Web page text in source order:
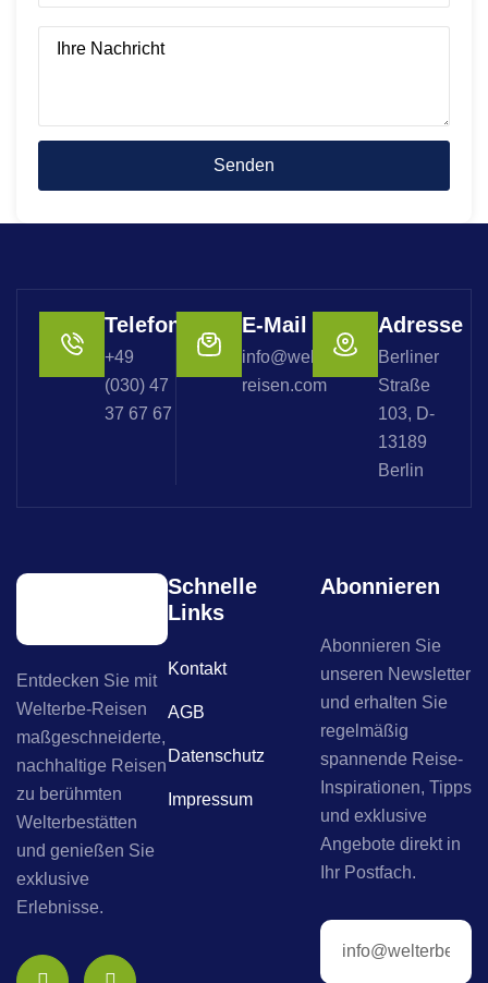
Telefon
+49
(030) 47
37 67 67
E-Mail
info@welterbe-
reisen.com
Adresse
Berliner
Straße
103, D-
13189
Berlin
Entdecken Sie mit
Welterbe-Reisen
maßgeschneiderte,
nachhaltige Reisen
zu berühmten
Welterbestätten
und genießen Sie
exklusive
Erlebnisse.
Schnelle
Links
Kontakt
AGB
Datenschutz
Impressum
Abonnieren
Abonnieren Sie
unseren Newsletter
und erhalten Sie
regelmäßig
spannende Reise-
Inspirationen, Tipps
und exklusive
Angebote direkt in
Ihr Postfach.